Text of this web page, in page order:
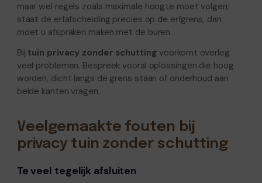
maar wel regels zoals maximale hoogte moet volgen;
staat de erfafscheiding precies op de erfgrens, dan
moet u afspraken maken met de buren.
Bij tuin privacy zonder schutting voorkomt overleg
veel problemen. Bespreek vooral oplossingen die hoog
worden, dicht langs de grens staan of onderhoud aan
beide kanten vragen.
Veelgemaakte fouten bij
privacy tuin zonder schutting
Te veel tegelijk afsluiten